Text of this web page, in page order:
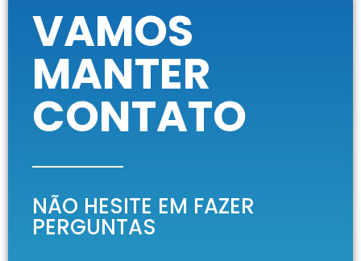
VAMOS
MANTER
CONTATO
NÃO HESITE EM FAZER
PERGUNTAS